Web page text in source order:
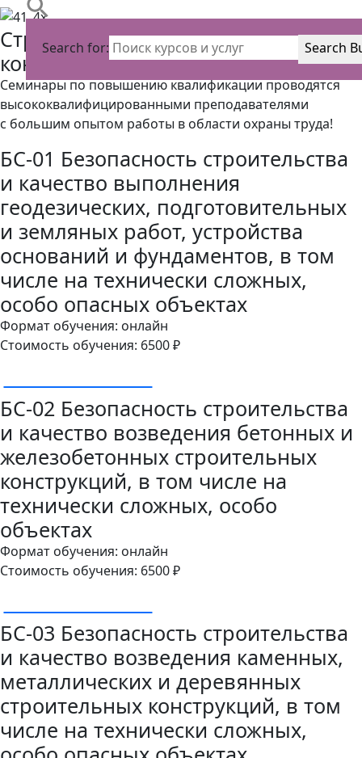
Search for: Search
Строительная безопасность и
контроль
Семинары по повышению квалификации проводятся
высококвалифицированными преподавателями
с большим опытом работы в области охраны труда!
БС-01 Безопасность строительства
и качество выполнения
геодезических, подготовительных
и земляных работ, устройства
оснований и фундаментов, в том
числе на технически сложных,
особо опасных объектах
Формат обучения: онлайн
Стоимость обучения: 6500 ₽
БС-02 Безопасность строительства
и качество возведения бетонных и
железобетонных строительных
конструкций, в том числе на
технически сложных, особо
объектах
Формат обучения: онлайн
Стоимость обучения: 6500 ₽
БС-03 Безопасность строительства
и качество возведения каменных,
металлических и деревянных
строительных конструкций, в том
числе на технически сложных,